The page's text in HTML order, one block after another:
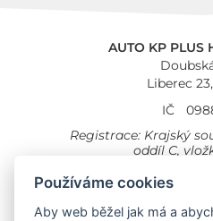
AUTO KP PLUS
Liberec
IČ
Registrace: Krajský
oddíl C,
Cookies Všeobecné
Používáme cookies
Aby web běžel jak má a